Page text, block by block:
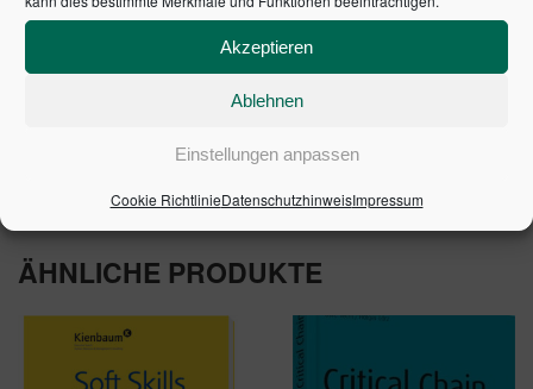
Akzeptieren
Ablehnen
Einstellungen anpassen
Cookie RichtlinieDatenschutzhinweisImpressum
Konkrete Anwendungsbereiche und deren
Herausforderungen
Risiken und Grenzen des Nudgings
ÄHNLICHE PRODUKTE